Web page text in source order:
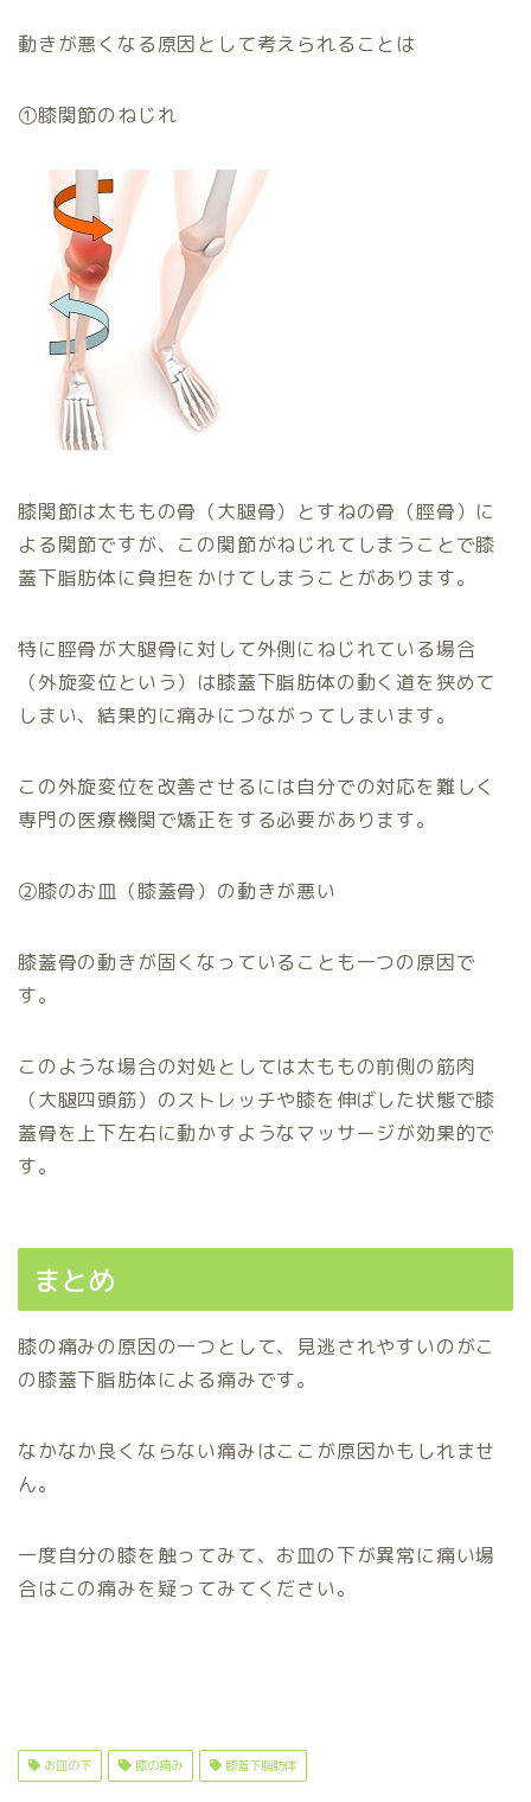
動きが悪くなる原因として考えられることは
①膝関節のねじれ
膝関節は太ももの骨（大腿骨）とすねの骨（脛骨）に
よる関節ですが、この関節がねじれてしまうことで膝
蓋下脂肪体に負担をかけてしまうことがあります。
特に脛骨が大腿骨に対して外側にねじれている場合
（外旋変位という）は膝蓋下脂肪体の動く道を狭めて
しまい、結果的に痛みにつながってしまいます。
この外旋変位を改善させるには自分での対応を難しく
専門の医療機関で矯正をする必要があります。
②膝のお皿（膝蓋骨）の動きが悪い
膝蓋骨の動きが固くなっていることも一つの原因で
す。
このような場合の対処としては太ももの前側の筋肉
（大腿四頭筋）のストレッチや膝を伸ばした状態で膝
蓋骨を上下左右に動かすようなマッサージが効果的で
す。
まとめ
膝の痛みの原因の一つとして、見逃されやすいのがこ
の膝蓋下脂肪体による痛みです。
なかなか良くならない痛みはここが原因かもしれませ
ん。
一度自分の膝を触ってみて、お皿の下が異常に痛い場
合はこの痛みを疑ってみてください。
お皿の下 膝の痛み 膝蓋下脂肪体